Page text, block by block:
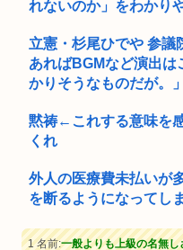
れないのか」をわかり
立憲・杉尾ひでや 参議
あればBGMなど演出は
かりそうなものだが。」
黙祷←これする意味を
くれ
外人の医療費未払いが
を断るようになってし
1 名前:一般よりも上級の名無し